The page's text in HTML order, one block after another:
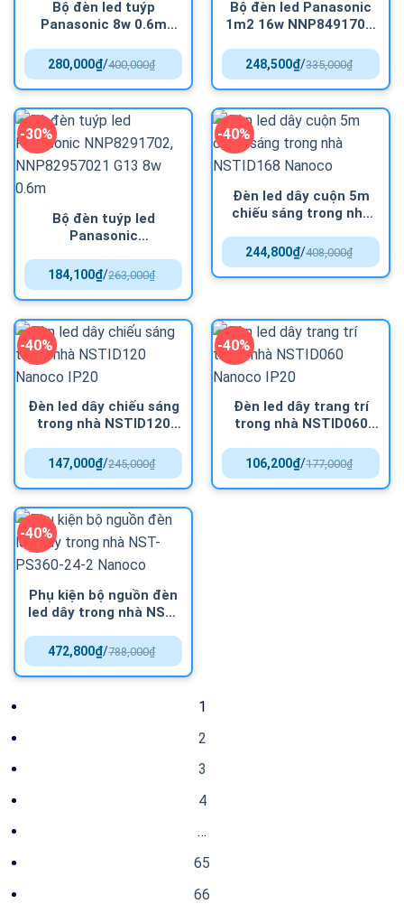
Bộ đèn led tuýp
Panasonic 8w 0.6m
G13400,000₫
/
280,000₫
Bộ đèn led Panasonic
1m2 16w NNP8491702,
335,000₫
/
248,500₫
-30%
Bộ đèn tuýp led
Panasonic
NNP82957021 G13 8w
0.6m
263,000₫
/
184,100₫
-40%
Đèn led dây cuộn 5m
chiếu sáng trong nhà
408,000₫
/
244,800₫
-40%
Đèn led dây chiếu sáng
trong nhà NSTID120
245,000₫
/
147,000₫
-40%
Đèn led dây trang trí
trong nhà NSTID060
177,000₫
/
106,200₫
-40%
Phụ kiện bộ nguồn đèn
led dây trong nhà NST-
788,000₫
/
472,800₫
1
2
3
4
…
65
66